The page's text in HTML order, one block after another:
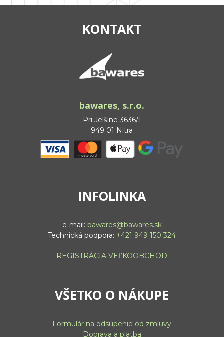
KONTAKT
bawares, s.r.o.
Pri Jelšine 3636/1
949 01 Nitra
INFOLINKA
e-mail: bawares@bawares.sk
Technická podpora: +421 949 150 324
REGISTRÁCIA VEĽKOOBCHOD
VŠETKO O NÁKUPE
Formulár na odsúpenie od zmluvy
Doprava a platba